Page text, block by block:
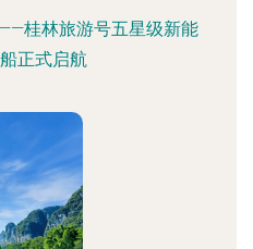
桂林旅游号五星级新能
正式启航